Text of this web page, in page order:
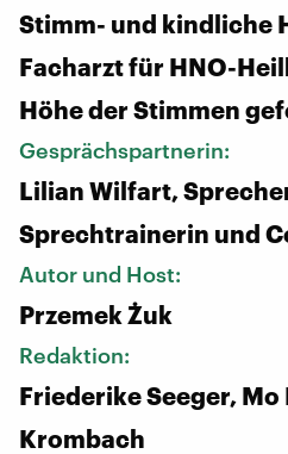
Stimm- und kindliche
Facharzt für HNO-
Höhe der Stimmen
Gesprächspartnerin:
Lilian Wilfart,
Sprechtrainerin und
Autor und Host:
Przemek Żuk
Redaktion:
Friederike Seeger, Mo
Krombach